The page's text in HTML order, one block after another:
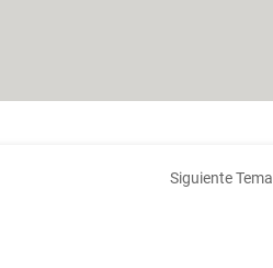
Siguiente Tema